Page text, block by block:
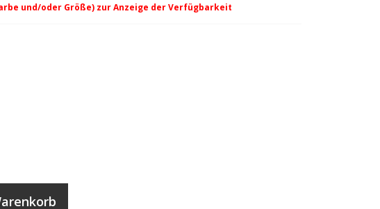
und/oder Größe) zur Anzeige der Verfügbarkeit